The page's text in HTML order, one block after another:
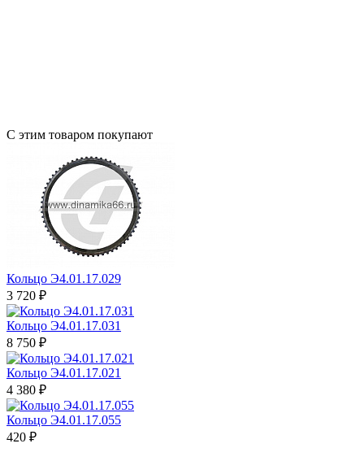
С этим товаром покупают
Кольцо Э4.01.17.029
3 720 ₽
Кольцо Э4.01.17.031
8 750 ₽
Кольцо Э4.01.17.021
4 380 ₽
Кольцо Э4.01.17.055
420 ₽